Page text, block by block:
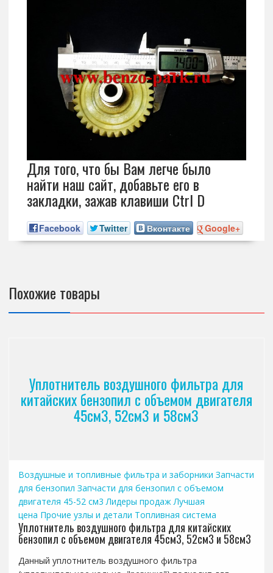
Для того, что бы Вам легче было
найти наш сайт, добавьте его в
закладки, зажав клавиши Ctrl D
Facebook Twitter Вконтакте Google+
Похожие товары
Уплотнитель воздушного фильтра для
китайских бензопил с объемом двигателя
45см3, 52см3 и 58см3
Воздушные и топливные фильтра и заборники Запчасти
для бензопил Запчасти для бензопил с объемом
двигателя 45-52 см3 Лидеры продаж Лучшая
цена Прочие узлы и детали Топливная система
Уплотнитель воздушного фильтра для китайских
бензопил с объемом двигателя 45см3, 52см3 и 58см3
Данный уплотнитель воздушного фильтра